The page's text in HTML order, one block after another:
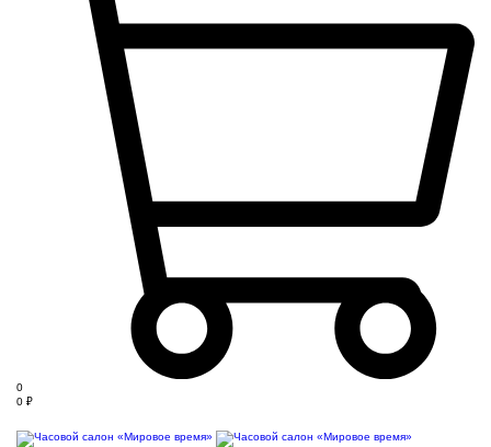
0
0 ₽